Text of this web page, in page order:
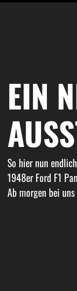
EIN
So hier nun
1948er Ford F1
Ab morgen bei